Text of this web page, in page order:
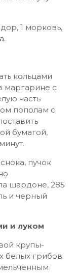
1 морковь,
кольцами
маргарине с
часть
пополам с
бумагой,
пучок
шардоне, 285
и черный
и луком
крупы-
белых грибов.